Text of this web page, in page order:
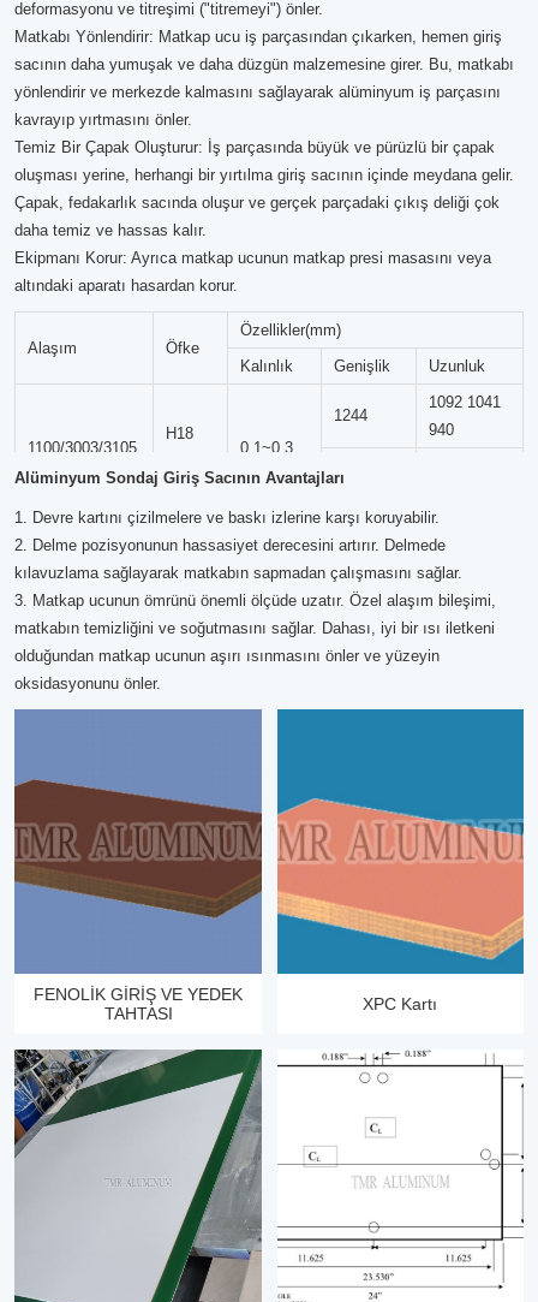
deformasyonu ve titreşimi ("titremeyi") önler.
Matkabı Yönlendirir: Matkap ucu iş parçasından çıkarken, hemen giriş
sacının daha yumuşak ve daha düzgün malzemesine girer. Bu, matkabı
yönlendirir ve merkezde kalmasını sağlayarak alüminyum iş parçasını
kavrayıp yırtmasını önler.
Temiz Bir Çapak Oluşturur: İş parçasında büyük ve pürüzlü bir çapak
oluşması yerine, herhangi bir yırtılma giriş sacının içinde meydana gelir.
Çapak, fedakarlık sacında oluşur ve gerçek parçadaki çıkış deliği çok
daha temiz ve hassas kalır.
Ekipmanı Korur: Ayrıca matkap ucunun matkap presi masasını veya
altındaki aparatı hasardan korur.
Alaşım Öfke
Özellikler(mm)
Kalınlık
Genişlik Uzunluk
1100/3003/3105
H18
0,1~0,3
1244
1092 1041
940
1220
Alüminyum Sondaj Giriş Sacının Avantajları
1. Devre kartını çizilmelere ve baskı izlerine karşı koruyabilir.
2. Delme pozisyonunun hassasiyet derecesini artırır. Delmede
kılavuzlama sağlayarak matkabın sapmadan çalışmasını sağlar.
3. Matkap ucunun ömrünü önemli ölçüde uzatır. Özel alaşım bileşimi,
matkabın temizliğini ve soğutmasını sağlar. Dahası, iyi bir ısı iletkeni
olduğundan matkap ucunun aşırı ısınmasını önler ve yüzeyin
oksidasyonunu önler.
FENOLİK GİRİŞ VE YEDEK
TAHTASI
XPC Kartı